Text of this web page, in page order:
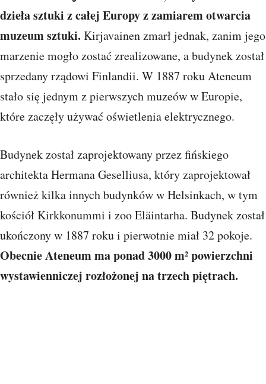
dzieła sztuki z całej Europy z zamiarem otwarcia
muzeum sztuki. Kirjavainen zmarł jednak, zanim jego
marzenie mogło zostać zrealizowane, a budynek został
sprzedany rządowi Finlandii. W 1887 roku Ateneum
stało się jednym z pierwszych muzeów w Europie,
które zaczęły używać oświetlenia elektrycznego.
Budynek został zaprojektowany przez fińskiego
architekta Hermana Geselliusa, który zaprojektował
również kilka innych budynków w Helsinkach, w tym
kościół Kirkkonummi i zoo Eläintarha. Budynek został
ukończony w 1887 roku i pierwotnie miał 32 pokoje.
Obecnie Ateneum ma ponad 3000 m² powierzchni
wystawienniczej rozłożonej na trzech piętrach.